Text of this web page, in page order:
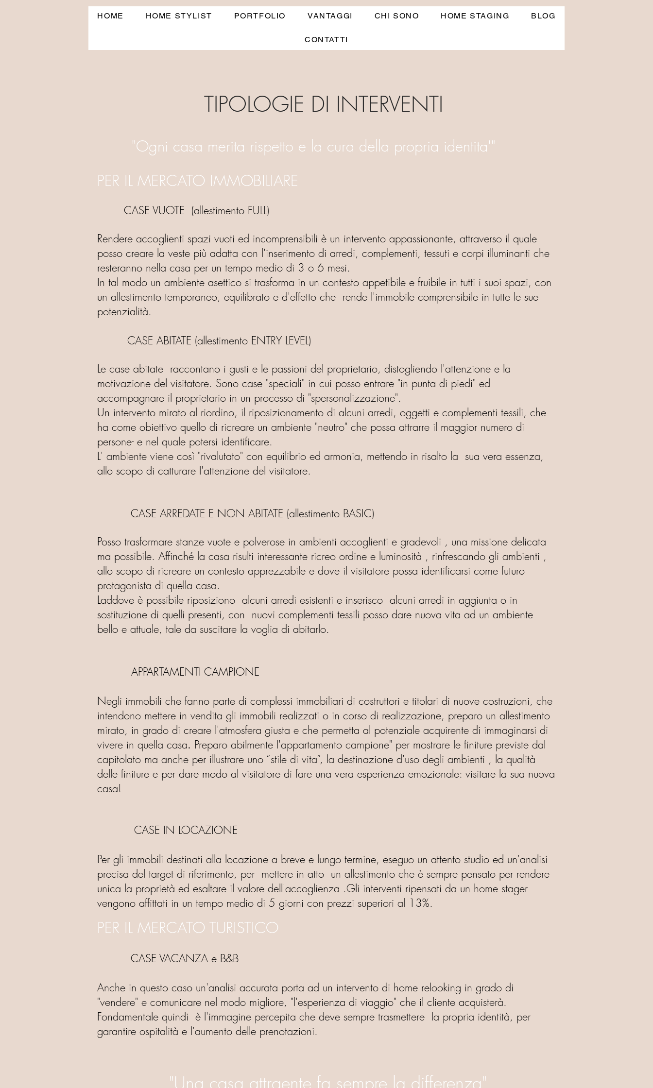
HOME HOME STYLIST PORTFOLIO VANTAGGI CHI SONO HOME STAGING BLOG
CONTATTI
TIPOLOGIE DI INTERVENTI
"Ogni casa merita rispetto e la cura della propria identita'"
PER IL MERCATO IMMOBILIARE
CASE VUOTE (allestimento FULL)
Rendere accoglienti spazi vuoti ed incomprensibili è un intervento appassionante, attraverso il quale
posso creare la veste più adatta con l'inserimento di arredi, complementi, tessuti e corpi illuminanti che
resteranno nella casa per un tempo medio di 3 o 6 mesi.
In tal modo un ambiente asettico si trasforma in un contesto appetibile e fruibile in tutti i suoi spazi, con
un allestimento temporaneo, equilibrato e d'effetto che rende l'immobile comprensibile in tutte le sue
potenzialità.
CASE ABITATE (allestimento ENTRY LEVEL)
Le case abitate raccontano i gusti e le passioni del proprietario, distogliendo l'attenzione e la
motivazione del visitatore. Sono case "speciali" in cui posso entrare "in punta di piedi" ed
accompagnare il proprietario in un processo di "spersonalizzazione".
Un intervento mirato al riordino, il riposizionamento di alcuni arredi, oggetti e complementi tessili, che
ha come obiettivo quello di ricreare un ambiente "neutro" che possa attrarre il maggior numero di
persone- e nel quale potersi identificare.
L' ambiente viene così "rivalutato" con equilibrio ed armonia, mettendo in risalto la sua vera essenza,
allo scopo di catturare l'attenzione del visitatore.
CASE ARREDATE E NON ABITATE (allestimento BASIC)
Posso trasformare stanze vuote e polverose in ambienti accoglienti e gradevoli , una missione delicata
ma possibile. Affinché la casa risulti interessante ricreo ordine e luminosità , rinfrescando gli ambienti ,
allo scopo di ricreare un contesto apprezzabile e dove il visitatore possa identificarsi come futuro
protagonista di quella casa.
Laddove è possibile riposiziono alcuni arredi esistenti e inserisco alcuni arredi in aggiunta o in
sostituzione di quelli presenti, con nuovi complementi tessili posso dare nuova vita ad un ambiente
bello e attuale, tale da suscitare la voglia di abitarlo.
APPARTAMENTI CAMPIONE
Negli immobili che fanno parte di complessi immobiliari di costruttori e titolari di nuove costruzioni, che
intendono mettere in vendita gli immobili realizzati o in corso di realizzazione, preparo un allestimento
mirato, in grado di creare l'atmosfera giusta e che permetta al potenziale acquirente di immaginarsi di
vivere in quella casa. Preparo abilmente l'appartamento campione" per mostrare le finiture previste dal
capitolato ma anche per illustrare uno “stile di vita”, la destinazione d'uso degli ambienti , la qualità
delle finiture e per dare modo al visitatore di fare una vera esperienza emozionale: visitare la sua nuova
casa!
CASE IN LOCAZIONE
Per gli immobili destinati alla locazione a breve e lungo termine, eseguo un attento studio ed un'analisi
precisa del target di riferimento, per mettere in atto un allestimento che è sempre pensato per rendere
unica la proprietà ed esaltare il valore dell'accoglienza .Gli interventi ripensati da un home stager
vengono affittati in un tempo medio di 5 giorni con prezzi superiori al 13%.
PER IL MERCATO TURISTICO
CASE VACANZA e B&B
Anche in questo caso un'analisi accurata porta ad un intervento di home relooking in grado di
"vendere" e comunicare nel modo migliore, "l'esperienza di viaggio" che il cliente acquisterà.
Fondamentale quindi è l'immagine percepita che deve sempre trasmettere la propria identità, per
garantire ospitalità e l'aumento delle prenotazioni.
"Una casa attraente fa sempre la differenza"